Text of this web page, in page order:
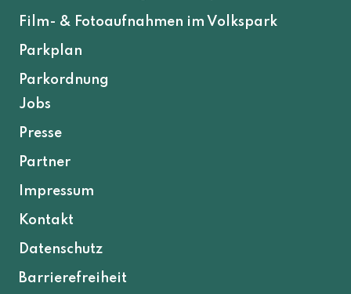
Film- & Fotoaufnahmen im Volkspark
Parkplan
Parkordnung
Jobs
Presse
Partner
Impressum
Kontakt
Datenschutz
Barrierefreiheit